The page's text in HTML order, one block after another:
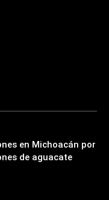
en Michoacán por
de aguacate